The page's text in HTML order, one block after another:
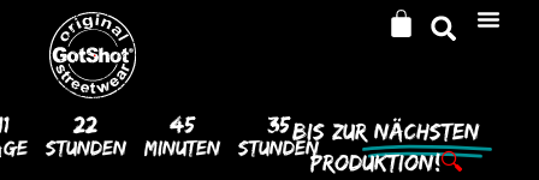
22
Stunden
45
Minuten
35
Stunden
Bis ZurNächsten
Produktion!🔍